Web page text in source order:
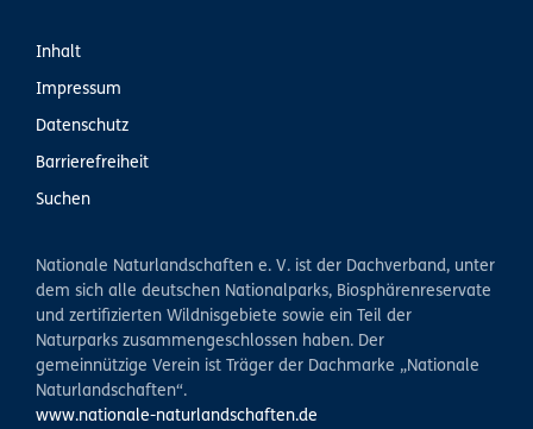
Inhalt
Impressum
Datenschutz
Barrierefreiheit
Suchen
Nationale Naturlandschaften e. V. ist der Dachverband, unter
dem sich alle deutschen Nationalparks, Biosphärenreservate
und zertifizierten Wildnisgebiete sowie ein Teil der
Naturparks zusammengeschlossen haben. Der
gemeinnützige Verein ist Träger der Dachmarke „Nationale
Naturlandschaften“.
www.nationale-naturlandschaften.de